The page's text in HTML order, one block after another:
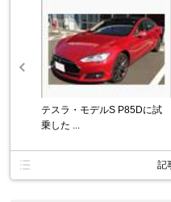
テスラ・モデルS P85Dに試
乗した ...
記